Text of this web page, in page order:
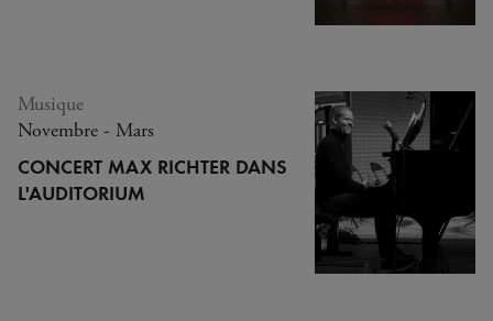
CONCERT MAX RICHTER DANS
L'AUDITORIUM
Musique
Novembre - Mars